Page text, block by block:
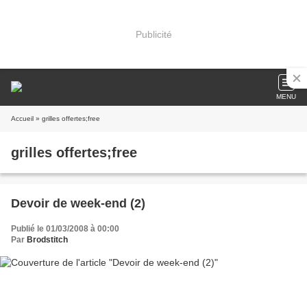
Publicité
MENU
Accueil » grilles offertes;free
grilles offertes;free
Devoir de week-end (2)
Publié le 01/03/2008 à 00:00
Par Brodstitch